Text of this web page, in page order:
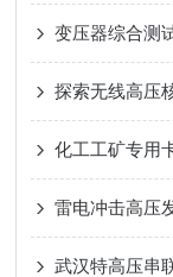
探索无线高压
武汉特高压串